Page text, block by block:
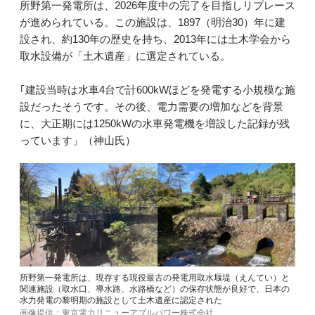
所野第一発電所は、2026年度中の完了を目指しリプレース
が進められている。この施設は、1897（明治30）年に建
設され、約130年の歴史を持ち、2013年には土木学会から
取水設備が「土木遺産」に選定されている。
｢建設当時は水車4台で計600kWほどを発電する小規模な施
設だったそうです。その後、電力需要の増加などを背景
に、大正期には1250kWの水車発電機を増設した記録が残
っています」（神山氏）
所野第一発電所は、現存する現役最古の発電用取水堰堤（えんてい）と
関連施設（取水口、導水路、水路橋など）の保存状態が良好で、日本の
水力発電の黎明期の施設として土木遺産に認定された
画像提供：東京電力リニューアブルパワー株式会社